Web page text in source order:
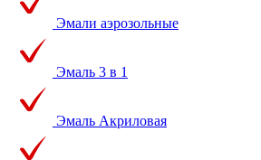
Эмали аэрозольные
Эмаль 3 в 1
Эмаль Акриловая